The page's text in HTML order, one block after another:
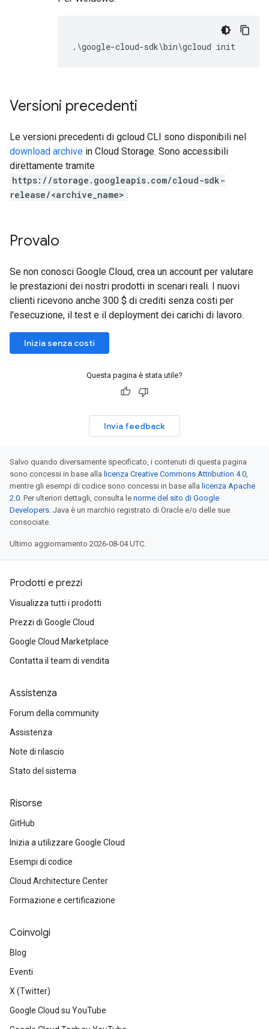
Versioni precedenti
Le versioni precedenti di gcloud CLI sono disponibili nel
download archive in Cloud Storage. Sono accessibili
direttamente tramite
https://storage.googleapis.com/cloud-sdk-
release/<archive_name> .
Provalo
Se non conosci Google Cloud, crea un account per valutare
le prestazioni dei nostri prodotti in scenari reali. I nuovi
clienti ricevono anche 300 $ di crediti senza costi per
l'esecuzione, il test e il deployment dei carichi di lavoro.
Inizia senza costi
Questa pagina è stata utile?
Invia feedback
Salvo quando diversamente specificato, i contenuti di questa pagina
sono concessi in base alla licenza Creative Commons Attribution 4.0,
mentre gli esempi di codice sono concessi in base alla licenza Apache
2.0. Per ulteriori dettagli, consulta le norme del sito di Google
Developers. Java è un marchio registrato di Oracle e/o delle sue
consociate.
Ultimo aggiornamento 2026-08-04 UTC.
Prodotti e prezzi
Visualizza tutti i prodotti
Prezzi di Google Cloud
Google Cloud Marketplace
Contatta il team di vendita
Assistenza
Forum della community
Assistenza
Note di rilascio
Stato del sistema
Risorse
GitHub
Inizia a utilizzare Google Cloud
Esempi di codice
Cloud Architecture Center
Formazione e certificazione
Coinvolgi
Blog
Eventi
X (Twitter)
Google Cloud su YouTube